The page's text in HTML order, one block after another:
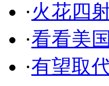
·火花四
·看看美
·有望取